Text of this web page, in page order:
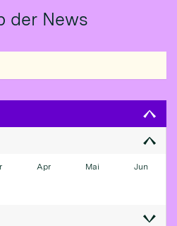
der News
Apr Mai Jun